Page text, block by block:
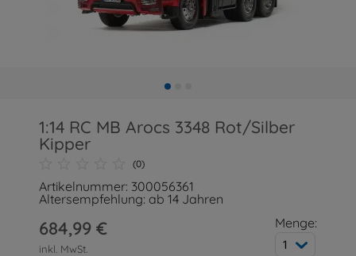
1:14 RC MB Arocs 3348 Rot/Silber
Kipper
(0)
Artikelnummer: 300056361
Altersempfehlung: ab 14 Jahren
684,99 €
inkl. MwSt.
Menge:
1